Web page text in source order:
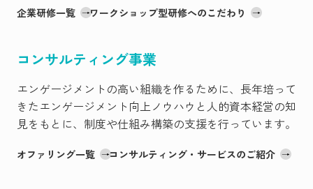
企業研修一覧 ワークショップ型研修へのこだわり
コンサルティング事業
エンゲージメントの高い組織を作るために、長年培って
きたエンゲージメント向上ノウハウと人的資本経営の知
見をもとに、制度や仕組み構築の支援を行っています。
オファリング一覧 コンサルティング・サービスのご紹介